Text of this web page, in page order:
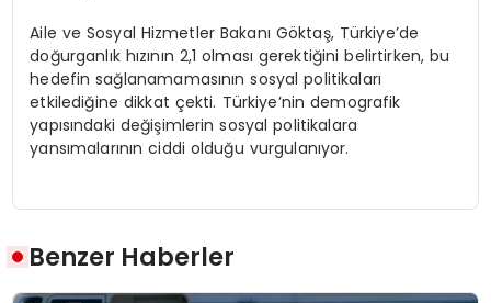
Aile ve Sosyal Hizmetler Bakanı Göktaş, Türkiye’de
doğurganlık hızının 2,1 olması gerektiğini belirtirken, bu
hedefin sağlanamamasının sosyal politikaları
etkilediğine dikkat çekti. Türkiye’nin demografik
yapısındaki değişimlerin sosyal politikalara
yansımalarının ciddi olduğu vurgulanıyor.
Benzer Haberler